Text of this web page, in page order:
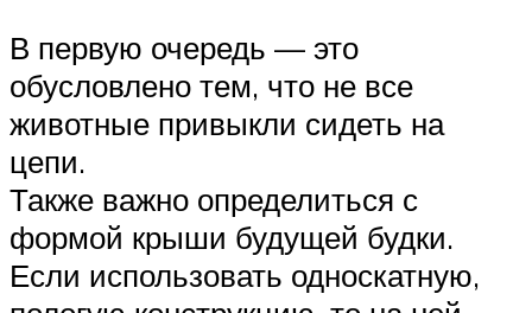
В первую очередь — это
обусловлено тем, что не все
животные привыкли сидеть на
цепи.
Также важно определиться с
формой крыши будущей будки.
Если использовать односкатную,